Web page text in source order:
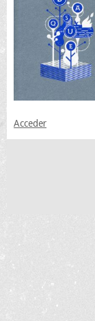
Acceder